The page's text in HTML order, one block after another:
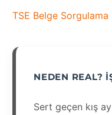
TSE Belge
NEDEN REAL?
Sert geçen kış